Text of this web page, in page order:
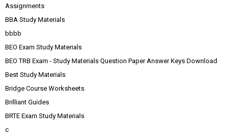
Assignments
BBA Study Materials
bbbb
BEO Exam Study Materials
BEO TRB Exam - Study Materials Question Paper Answer Keys Download
Best Study Materials
Bridge Course Worksheets
Brilliant Guides
BRTE Exam Study Materials
c